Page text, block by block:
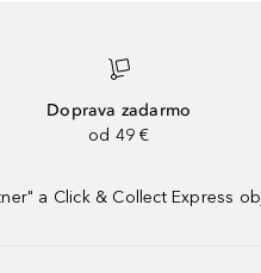
Doprava zadarmo
od 49 €
a Click & Collect Express